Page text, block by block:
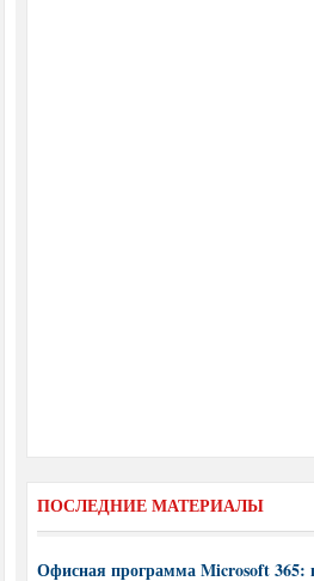
ПОСЛЕДНИЕ МАТЕРИАЛЫ
Офисная программа Microsoft 365: